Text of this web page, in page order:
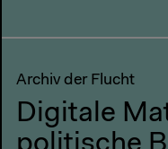
Archiv der Flucht
Digitale